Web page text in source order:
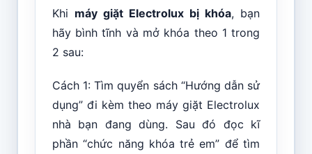
Khi máy giặt Electrolux bị khóa, bạn
hãy bình tĩnh và mở khóa theo 1 trong
2 sau:
Cách 1: Tìm quyển sách “Hướng dẫn sử
dụng” đi kèm theo máy giặt Electrolux
nhà bạn đang dùng. Sau đó đọc kĩ
phần “chức năng khóa trẻ em” để tìm